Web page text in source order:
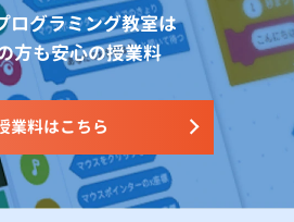
ログラミング教室は
方も安心の授業料
業料はこちら